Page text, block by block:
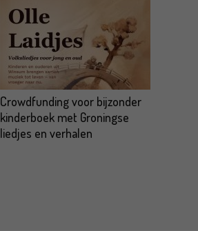
Crowdfunding voor bijzonder
kinderboek met Groningse
liedjes en verhalen